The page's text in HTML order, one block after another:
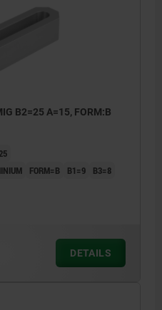
B2=25 A=15, FORM:B
FORM=B B1=9
B3=8
DETAILS